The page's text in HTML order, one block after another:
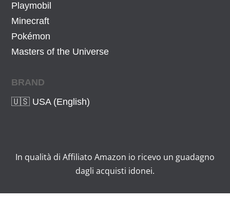
Playmobil
Minecraft
Pokémon
Masters of the Universe
BRAND
🇺🇸 USA (English)
In qualità di Affiliato Amazon io ricevo un guadagno
dagli acquisti idonei.